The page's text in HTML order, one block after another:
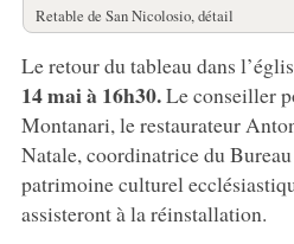
Retable de San Nicolosio, détail
Le retour du tableau dans
14 mai à 16h30.Le conseiller
Montanari, le restaurateur
Natale, coordinatrice du
patrimoine culturel
assisteront à la réinstallation.